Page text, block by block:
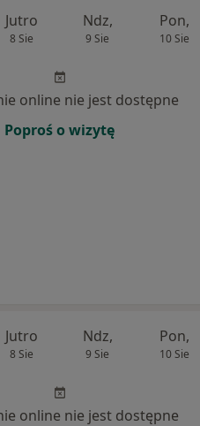
Jutro
8 Sie
Ndz,
9 Sie
Pon,
10 Sie
online nie jest dostępne
Poproś o wizytę
Jutro
8 Sie
Ndz,
9 Sie
Pon,
10 Sie
online nie jest dostępne